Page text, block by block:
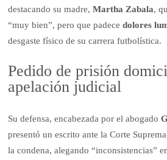
destacando su madre,Martha Zabala,
“muy bien”, pero que padecedolores
desgaste físico de su carrera futbolística.
Pedido de prisión
apelación judicial
Su defensa, encabezada por el abogado
presentó un escrito ante la Corte
la condena, alegando “inconsistencias”